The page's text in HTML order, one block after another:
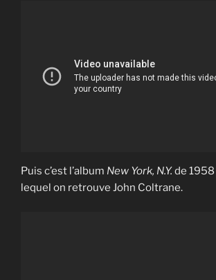
Puis c’est l’album New York, N.Y.de
lequel on retrouve John Coltrane.